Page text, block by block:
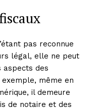
pas reconnue
légal, elle ne peut
aspects des
même en
il demeure
de notaire et des